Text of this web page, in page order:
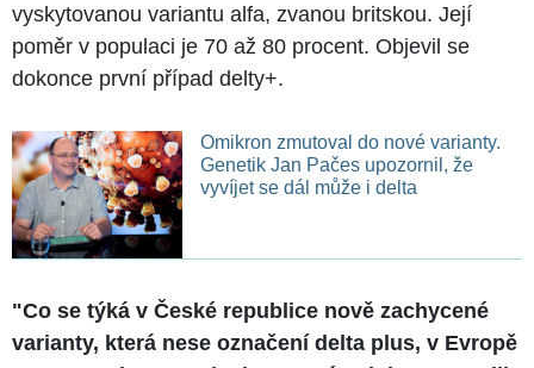
vyskytovanou variantu alfa, zvanou britskou. Její
poměr v populaci je 70 až 80 procent. Objevil se
dokonce první případ delty+.
Omikron zmutoval do nové varianty.
Genetik Jan Pačes upozornil, že
vyvíjet se dál může i delta
"Co se týká v České republice nově zachycené
varianty, která nese označení delta plus, v Evropě